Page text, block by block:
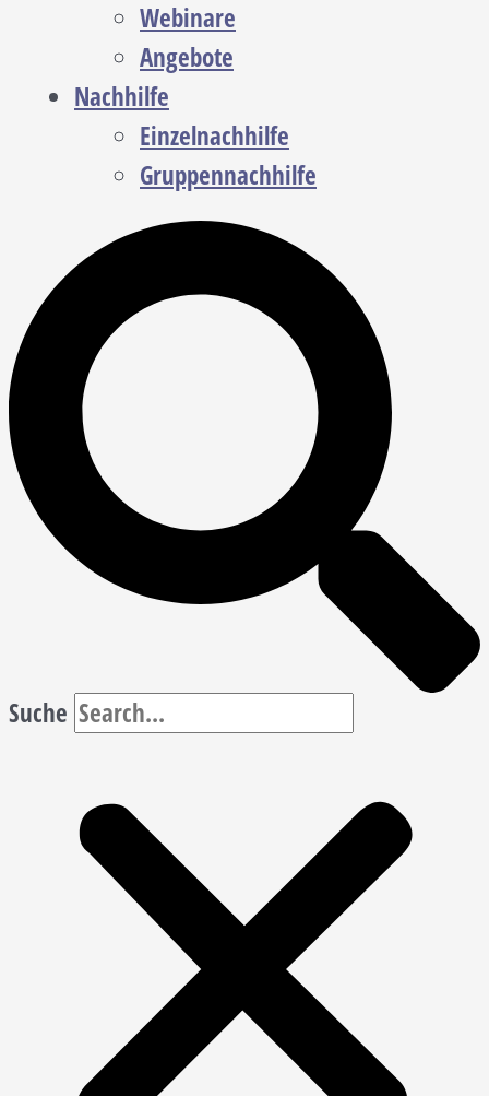
Webinare
Angebote
Nachhilfe
Einzelnachhilfe
Gruppennachhilfe
Suche